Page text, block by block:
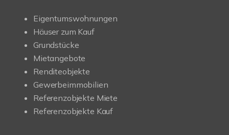
Eigentumswohnungen
Häuser zum Kauf
Grundstücke
Mietangebote
Renditeobjekte
Gewerbeimmobilien
Referenzobjekte Miete
Referenzobjekte Kauf